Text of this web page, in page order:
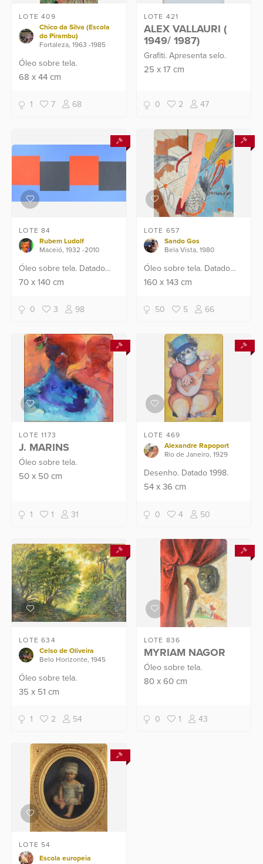
LOTE 409
Chico da Silva (Escola
do Pirambu)
Fortaleza, 1963 -1985
Óleo sobre tela.
68x 44cm
1 7 68
LOTE 421
ALEX VALLAURI (
1949/ 1987)
Grafiti. Apresenta selo.
25 x17 cm
0 2 47
LOTE 84
Rubem Ludolf
Maceió, 1932 -2010
Óleo sobre tela. Datado
2007.
70x 140cm
0 3 98
LOTE 657
Sando Gos
Bela Vista, 1980
Óleo sobre tela. Datado
2019.
160 x143 cm
50 5 66
LOTE 1173
J. MARINS
Óleo sobre tela.
50x 50cm
1 1 31
LOTE 469
Alexandre Rapoport
Rio de Janeiro, 1929
Desenho. Datado 1998.
54 x36 cm
0 4 50
LOTE 634
Celso de Oliveira
Belo Horizonte, 1945
Óleo sobre tela.
35x 51cm
1 2 54
LOTE 836
MYRIAM NAGOR
Óleo sobre tela.
80 x60 cm
0 1 43
LOTE 54
Escola europeia